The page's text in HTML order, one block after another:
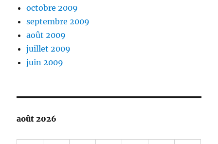
octobre 2009
septembre 2009
août 2009
juillet 2009
juin 2009
août 2026